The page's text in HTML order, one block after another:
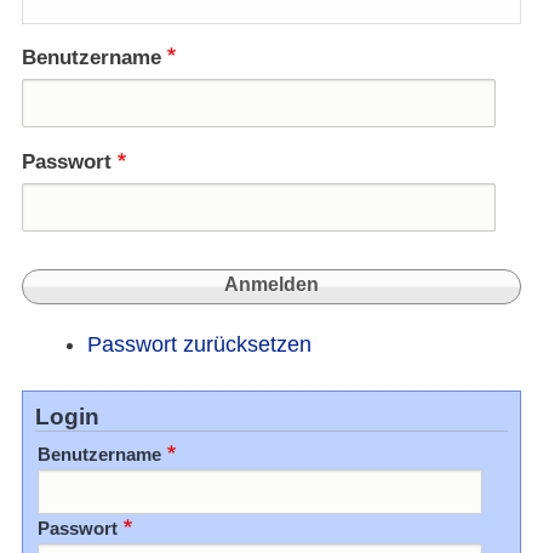
Benutzername
Passwort
Passwort zurücksetzen
Login
Benutzername
Passwort